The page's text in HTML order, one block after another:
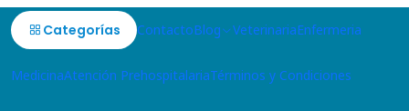
Categorías ContactoBlog VeterinariaEnfermeria
MedicinaAtención PrehospitalariaTérminos y Condiciones